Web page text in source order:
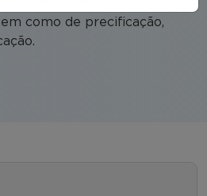
como de precificação,